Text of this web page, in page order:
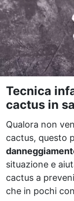
Tecnica
cactus in
Qualora non
cactus, questo
situazione e
cactus a
che in pochi